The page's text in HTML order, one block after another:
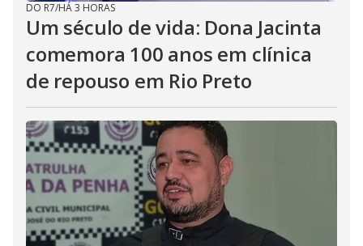
DO R7/HÁ 3 HORAS
Um século de vida: Dona Jacinta
comemora 100 anos em clínica
de repouso em Rio Preto